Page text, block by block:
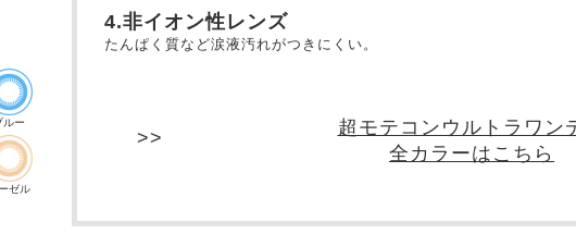
ルー
ゼル
4.非イオン性レンズ
たんぱく質など涙液汚れがつきにくい。
超モテコンウルトラワン
全カラーはこちら